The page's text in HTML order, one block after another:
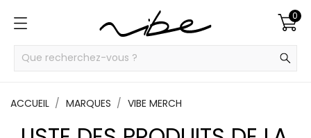
0
ACCUEIL MARQUES VIBE MERCH